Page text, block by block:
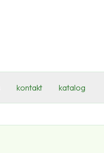
kontakt katalog